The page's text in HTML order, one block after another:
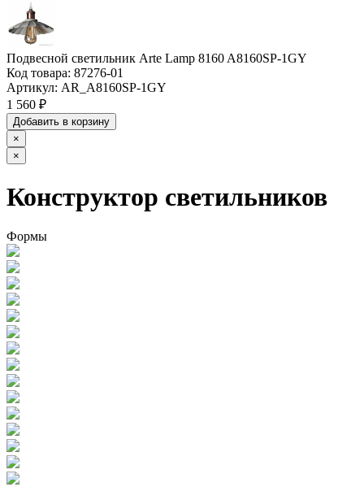
Подвесной светильник Arte Lamp 8160 A8160SP-1GY
Код товара: 87276-01
Артикул: AR_A8160SP-1GY
1 560 ₽
Добавить в корзину
×
×
Конструктор светильников
Формы